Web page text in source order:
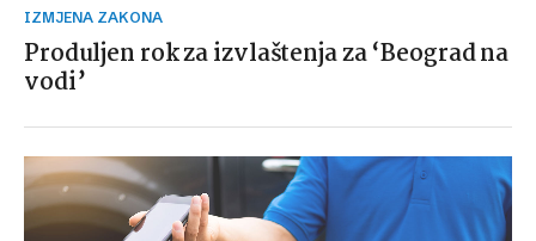
IZMJENA ZAKONA
Produljen rok za izvlaštenja za ‘Beograd na
vodi’